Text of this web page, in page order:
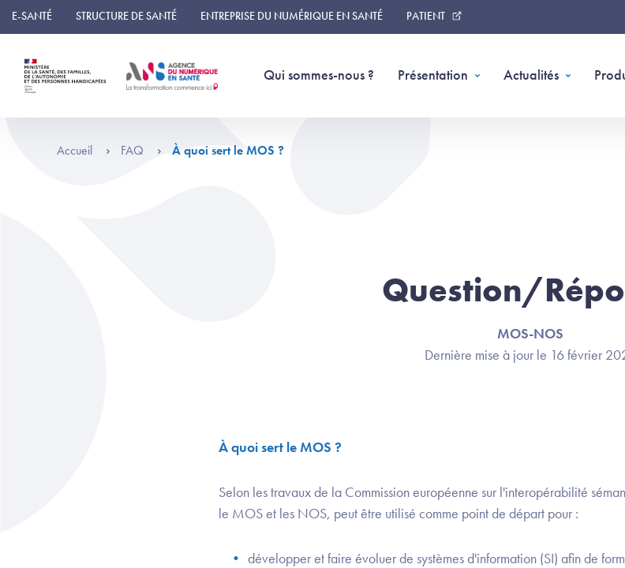
Panneau de gestion des cookies
E-SANTÉ STRUCTURE DE SANTÉ ENTREPRISE DU NUMÉRIQUE EN SANTÉ PATIENT
Qui sommes-nous ? Présentation Actualités
Accueil FAQ À quoi sert le MOS ?
Question/
MOS-NOS
Dernière mise à jour le 16 février
À quoi sert le MOS ?
Selon les travaux de la Commission européenne sur l'interopérabilité
le MOS et les NOS, peut être utilisé comme point de départ pour :
développer et faire évoluer de systèmes d'information (SI) afin de